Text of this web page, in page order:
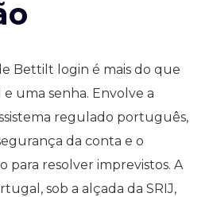
Bettilt login é mais do que
uma senha. Envolve a
regulado português,
da conta e o
para resolver imprevistos. A
sob a alçada da SRIJ,